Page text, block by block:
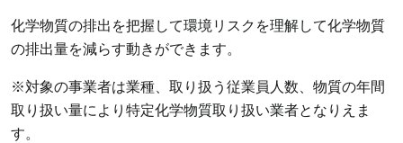
化学物質の排出を把握して環境リスクを理解して化学物質
の排出量を減らす動きができます。
※対象の事業者は業種、取り扱う従業員人数、物質の年間
取り扱い量により特定化学物質取り扱い業者となりえま
す。